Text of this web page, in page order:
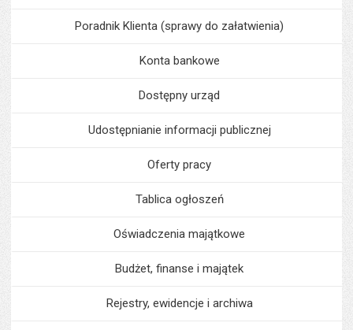
Poradnik Klienta (sprawy do załatwienia)
Konta bankowe
Dostępny urząd
Udostępnianie informacji publicznej
Oferty pracy
Tablica ogłoszeń
Oświadczenia majątkowe
Budżet, finanse i majątek
Rejestry, ewidencje i archiwa